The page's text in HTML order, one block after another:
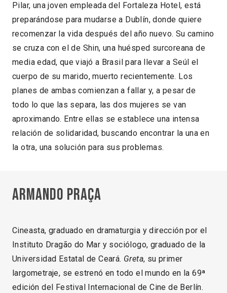
Pilar, una joven empleada del Fortaleza Hotel, está
preparándose para mudarse a Dublín, donde quiere
recomenzar la vida después del año nuevo. Su camino
se cruza con el de Shin, una huésped surcoreana de
media edad, que viajó a Brasil para llevar a Seúl el
cuerpo de su marido, muerto recientemente. Los
planes de ambas comienzan a fallar y, a pesar de
todo lo que las separa, las dos mujeres se van
aproximando. Entre ellas se establece una intensa
relación de solidaridad, buscando encontrar la una en
la otra, una solución para sus problemas.
Armando Praça
Cineasta, graduado en dramaturgia y dirección por el
Instituto Dragão do Mar y sociólogo, graduado de la
Universidad Estatal de Ceará. Greta, su primer
largometraje, se estrenó en todo el mundo en la 69ª
edición del Festival Internacional de Cine de Berlín.